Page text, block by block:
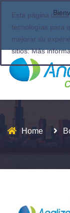
Home
Esta página
tecnologías para
mejorar su
sitios:Más